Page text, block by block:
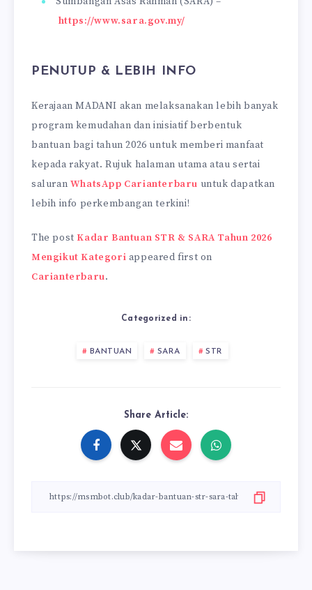
https://www.sara.gov.my/
PENUTUP & LEBIH INFO
Kerajaan MADANI akan melaksanakan lebih banyak
program kemudahan dan inisiatif berbentuk
bantuan bagi tahun 2026 untuk memberi manfaat
kepada rakyat. Rujuk halaman utama atau sertai
saluran WhatsApp Carianterbaru untuk dapatkan
lebih info perkembangan terkini!
The post Kadar Bantuan STR & SARA Tahun 2026
Mengikut Kategori appeared first on
Carianterbaru.
Categorized in:
BANTUAN SARA STR
Share Article: